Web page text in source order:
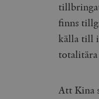
finns
källa till
totalitära
Att Kina